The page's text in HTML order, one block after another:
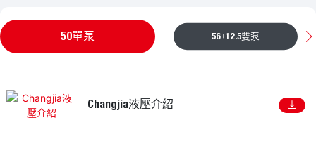
50單泵 56+12.5雙泵
Changjia液壓介紹